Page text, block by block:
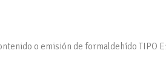
o emisión de formaldehído TIPO